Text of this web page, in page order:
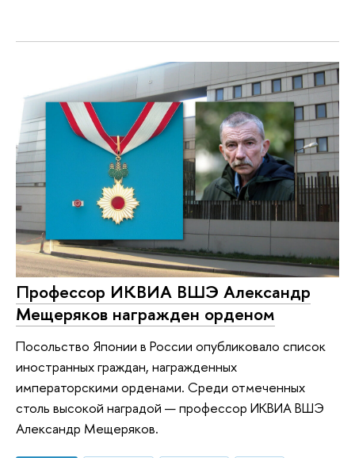
Профессор ИКВИА ВШЭ Александр
Мещеряков награжден орденом
Посольство Японии в России опубликовало список
иностранных граждан, награжденных
императорскими орденами. Среди отмеченных
столь высокой наградой — профессор ИКВИА ВШЭ
Александр Мещеряков.